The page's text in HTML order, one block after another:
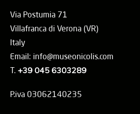
Via Postumia 71
Villafranca di Verona (VR)
Italy
Email: info@museonicolis.com
T. +39 045 6303289
P.iva 03062140235